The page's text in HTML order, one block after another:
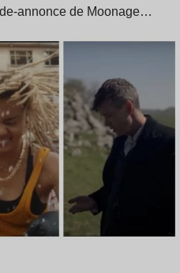
annonce de Moonage…